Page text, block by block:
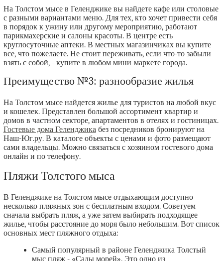
На Толстом мысе в Геленджике вы найдете кафе или столовые
с разными вариантами меню. Для тех, кто хочет привести себя
в порядок к ужину или другому мероприятию, работают
парикмахерские и салоны красоты. В центре есть
круглосуточные аптеки. В местных магазинчиках вы купите
все, что пожелаете. Не стоит переживать, если что-то забыли
взять с собой, - купите в любом мини-маркете города.
Преимущество №3: разнообразие жилья
На Толстом мысе найдется жилье для туристов на любой вкус
и кошелек. Представлен большой ассортимент квартир и
домов в частном секторе, апартаментов в отелях и гостиницах.
Гостевые дома Геленджикабез посредников бронируют на
Наш-Юг.ру. В каталоге объекты с ценами и фото размещают
сами владельцы. Можно связаться с хозяином гостевого дома
онлайн и по телефону.
Пляжи Толстого мыса
В Геленджике на Толстом мысе отдыхающим доступно
несколько пляжных зон с бесплатным входом. Советуем
сначала выбрать пляж, а уже затем выбирать подходящее
жилье, чтобы расстояние до моря было небольшим. Вот список
основных мест пляжного отдыха:
Самый популярный в районе Геленджика Толстый
мыс пляж - «Сады морей». Это одно из